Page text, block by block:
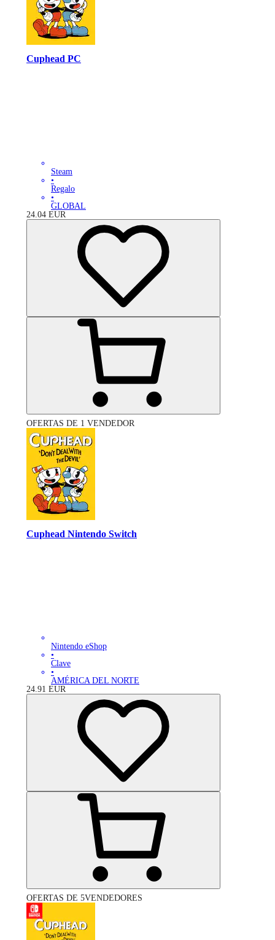
Cuphead PC
Steam
•
Regalo
•
GLOBAL
24.04 EUR
OFERTAS DE 1 VENDEDOR
Cuphead Nintendo Switch
Nintendo eShop
•
Clave
•
AMÉRICA DEL NORTE
24.91 EUR
OFERTAS DE 5VENDEDORES